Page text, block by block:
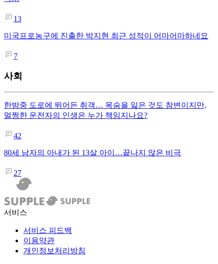
13
미국프로농구에 진출한 박지현 최근 성적이 어마어마하네요
7
사회
한밤중 도로에 뛰어든 취객… 목숨을 잃은 것도 참변이지만,
멀쩡한 운전자의 인생은 누가 책임지나요?
42
80세 남자의 아내가 된 13살 아이…끝나지 않은 비극
27
서비스
서비스 피드백
이용약관
개인정보처리방침